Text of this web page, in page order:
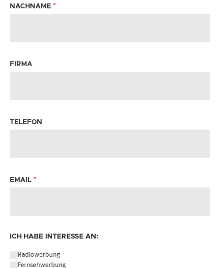
NACHNAME *
FIRMA
TELEFON
EMAIL *
ICH HABE INTERESSE AN:
Radiowerbung
Fernsehwerbung